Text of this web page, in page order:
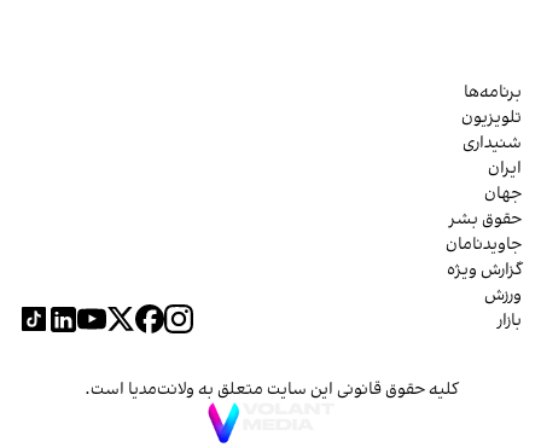
برنامه‌ها
تلویزیون
شنیداری
ایران
جهان
حقوق بشر
جاویدنامان
گزارش ویژه
ورزش
بازار
کلیه حقوق قانونی این سایت متعلق به ولانت‌مدیا است.